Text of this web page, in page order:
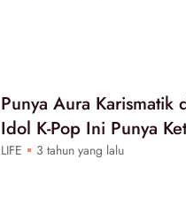
Punya Aura
Idol K-Pop Ini Punya
LIFE 3 tahun yang lalu